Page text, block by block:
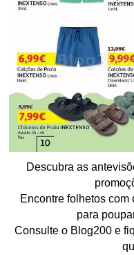
Descubra as
Encontre folhetos
para
Consulte o Blog200 e